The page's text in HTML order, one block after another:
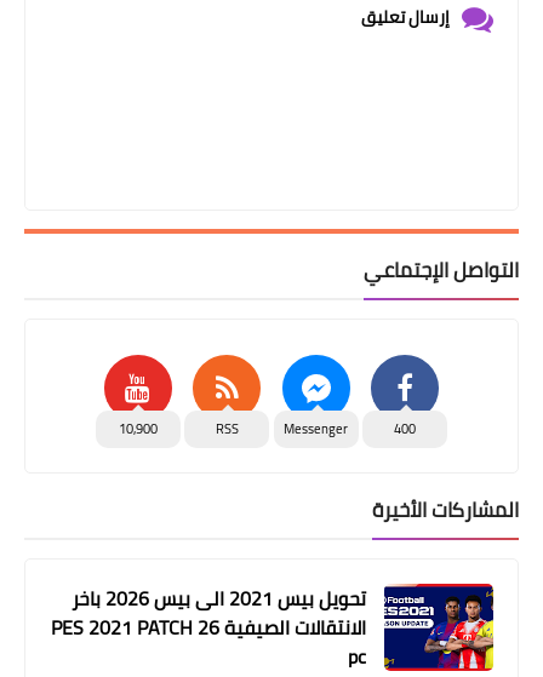
إرسال تعليق
التواصل الإجتماعي
400
Messenger
RSS
10,900
المشاركات الأخيرة
تحويل بيس 2021 الى بيس 2026 باخر
الانتقالات الصيفية PES 2021 PATCH 26
pc